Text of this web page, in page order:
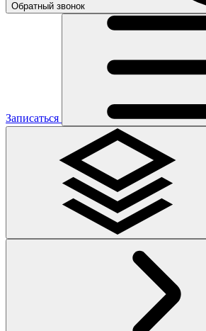
Обратный звонок
Записаться